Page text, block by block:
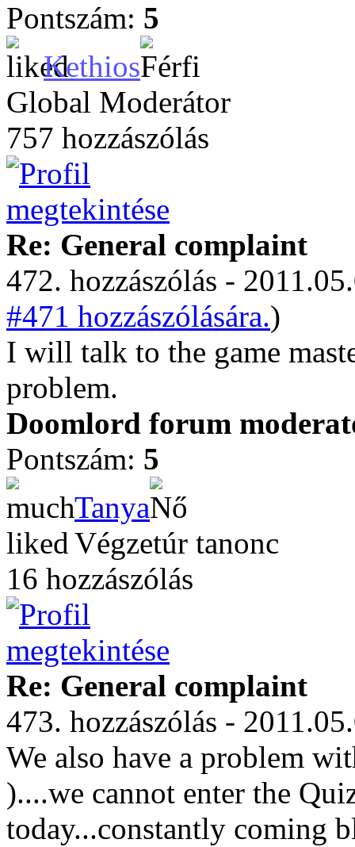
Pontszám: 5
Kethios
Global Moderátor
757 hozzászólás
Re: General complaint
472. hozzászólás -
#471 hozzászólására.)
I will talk to the game
problem.
Doomlord forum
Pontszám: 5
Tanya
Végzetúr tanonc
16 hozzászólás
Re: General complaint
473. hozzászólás -
We also have a problem
)....we cannot enter the
today...constantly coming